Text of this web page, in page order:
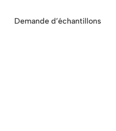
Demande d’échantillons